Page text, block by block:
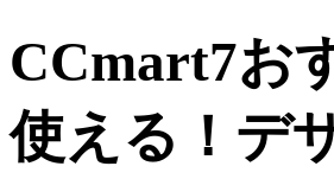
CCmart7お
使える！デ